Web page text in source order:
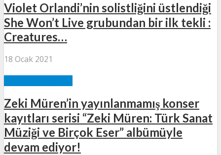
Violet Orlandi’nin solistliğini üstlendiği
She Won’t Live grubundan bir ilk tekli :
Creatures…
18 Ocak 2021
Zeki Müren’in yayınlanmamış konser
kayıtları serisi “Zeki Müren: Türk Sanat
Müziği ve Birçok Eser” albümüyle
devam ediyor!